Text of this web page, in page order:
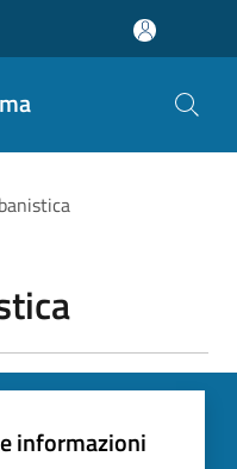
informazioni